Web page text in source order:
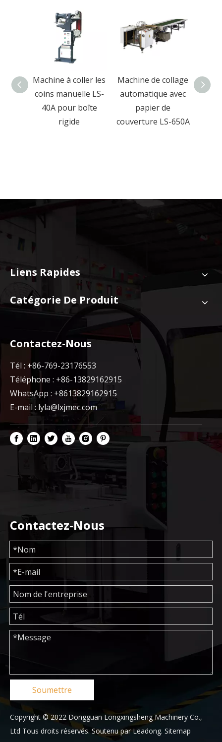
les
LS-
Machine de collage
automatique avec
papier de
couverture LS-650A
Machine de
pressage de boîte
rigide Munual pour
boîte à jouets, thé
Liens Rapides
Catégorie De Produit
Contactez-Nous
Tél : +86-769-23176553
Téléphone : +86-13829162915
WhatsApp : +8613829162915
E-mail : lyla@lxjmec.com
Contactez-Nous
Soumettre
Copyright © 2022 Dongguan Longxingsheng Machinery Co.,
Ltd Tous droits réservés. Soutenu parLeadong. Sitemap